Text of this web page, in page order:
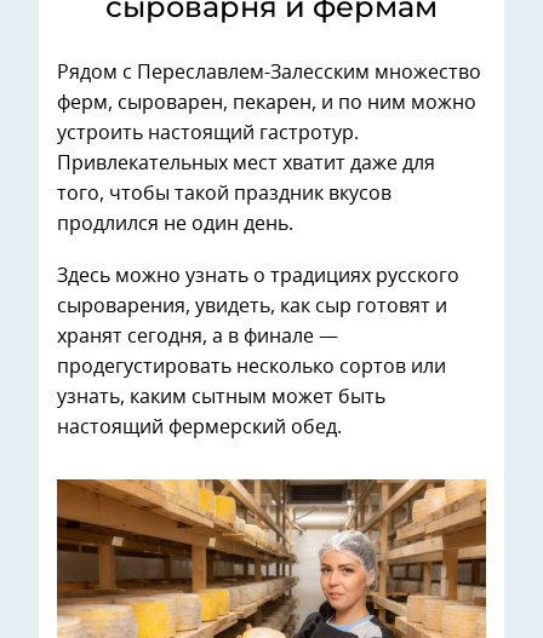
Рядом с Переславлем-Залесским множество
ферм, сыроварен, пекарен, и по ним можно
устроить настоящий гастротур.
Привлекательных мест хватит даже для
того, чтобы такой праздник вкусов
продлился не один день.
Здесь можно узнать о традициях русского
сыроварения, увидеть, как сыр готовят и
хранят сегодня, а в финале —
продегустировать несколько сортов или
узнать, каким сытным может быть
настоящий фермерский обед.